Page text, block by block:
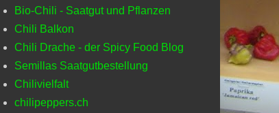
Bio-Chili - Saatgut und Pflanzen
Chili Balkon
Chili Drache - der Spicy Food Blog
Semillas Saatgutbestellung
Chilivielfalt
chilipeppers.ch